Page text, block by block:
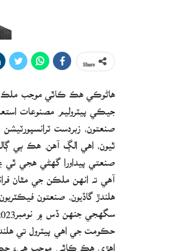
جيڪي پيٽروليم مصنوعات
صنعتون، زبردست
ٿيون، اهي الڳ آهن. هڪ ٻي
صنعتي پيداورا گهڻي هجي ٿي
هلندڙ گاڏيون، صنعتون
حڪومت جي اهي پيٽرول تي